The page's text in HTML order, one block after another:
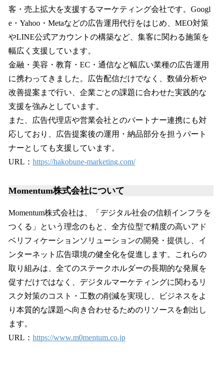
客・売上拡大を支援するマーケティング会社です。Googl
e・Yahoo・Metaなどの広告運用代行をはじめ、MEO対策
やLINE公式アカウントの構築など、集客に関わる施策を
幅広く支援しています。
金融・美容・教育・EC・通信など幅広い業種の広告運用
に携わってきました。広告配信だけでなく、数値分析や
改善提案まで行い、企業ごとの課題に合わせた実践的な
支援を強みとしています。
また、広告代理店や営業会社とのパートナー連携にも対
応しており、広告提案後の運用・納品部分を担うパート
ナーとしても支援しています。
URL： https://hakobune-marketing.com/
Momentum株式会社について
Momentum株式会社は、「デジタル社会の信頼インフラを
つくる」という理念のもと、全方位型で精度の高いアド
ベリフィケーションソリューションの開発・提供し、イ
ンターネット広告環境の健全化を促進します。これらの
取り組みは、全てのステークホルダーの長期的な発展を
促すだけではなく、デジタルマーケティングに関わるリ
スク対策のコスト・工数の削減を実現し、ビジネスをよ
り本質的な課題へ向き合わせるためのリソースを創出し
ます。
URL： https://www.m0mentum.co.jp